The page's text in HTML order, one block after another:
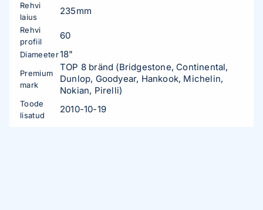
Rehvi
laius
235mm
Rehvi
profiil
60
Diameeter18"
Premium
mark
TOP 8 bränd (Bridgestone, Continental,
Dunlop, Goodyear, Hankook, Michelin,
Nokian, Pirelli)
Toode
lisatud
2010-10-19